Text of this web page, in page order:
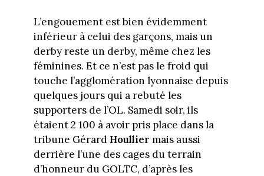
L’engouement est bien évidemment
inférieur à celui des garçons, mais un
derby reste un derby, même chez les
féminines. Et ce n’est pas le froid qui
touche l’agglomération lyonnaise depuis
quelques jours qui a rebuté les
supporters de l’OL. Samedi soir, ils
étaient 2 100 à avoir pris place dans la
tribune Gérard Houllier mais aussi
derrière l’une des cages du terrain
d’honneur du GOLTC, d’après les